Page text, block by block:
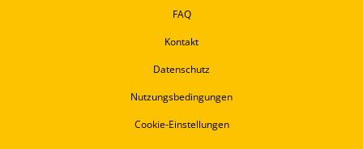
FAQ
Kontakt
Datenschutz
Nutzungsbedingungen
Cookie-Einstellungen